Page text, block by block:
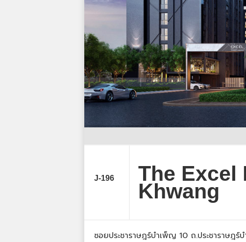
J-196 The Excel
Khwang
ซอยประชาราษฎร์บำเพ็ญ 10 ถ.ประชาราษฎ